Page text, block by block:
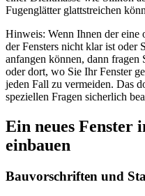
Fugenglätter glattstreichen
Hinweis: Wenn Ihnen der eine
der Fensters nicht klar ist oder
anfangen können, dann fragen
oder dort, wo Sie Ihr Fenster
jeden Fall zu vermeiden. Das
speziellen Fragen sicherlich
Ein neues Fenster
einbauen
Bauvorschriften und